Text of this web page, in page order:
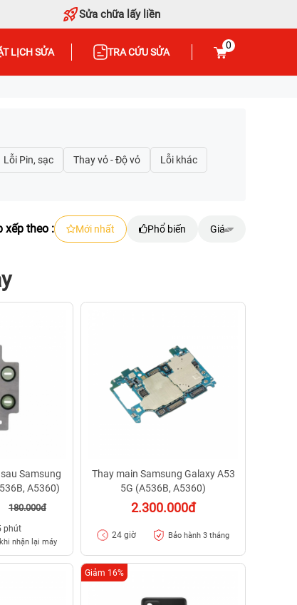
Sửa chữa lấy liền
LỊCH SỬA TRA CỨU SỬA
0
xếp theo : Mới nhất Phổ biến Giá
Samsung
A5360)
180.000đ
phút
nhận lại máy
Thay main Samsung Galaxy A53
5G (A536B, A5360)
2.300.000đ
24 giờ Bảo hành 3 tháng
Giảm 16%